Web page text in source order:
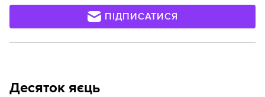
ПІДПИСАТИСЯ
Десяток яєць